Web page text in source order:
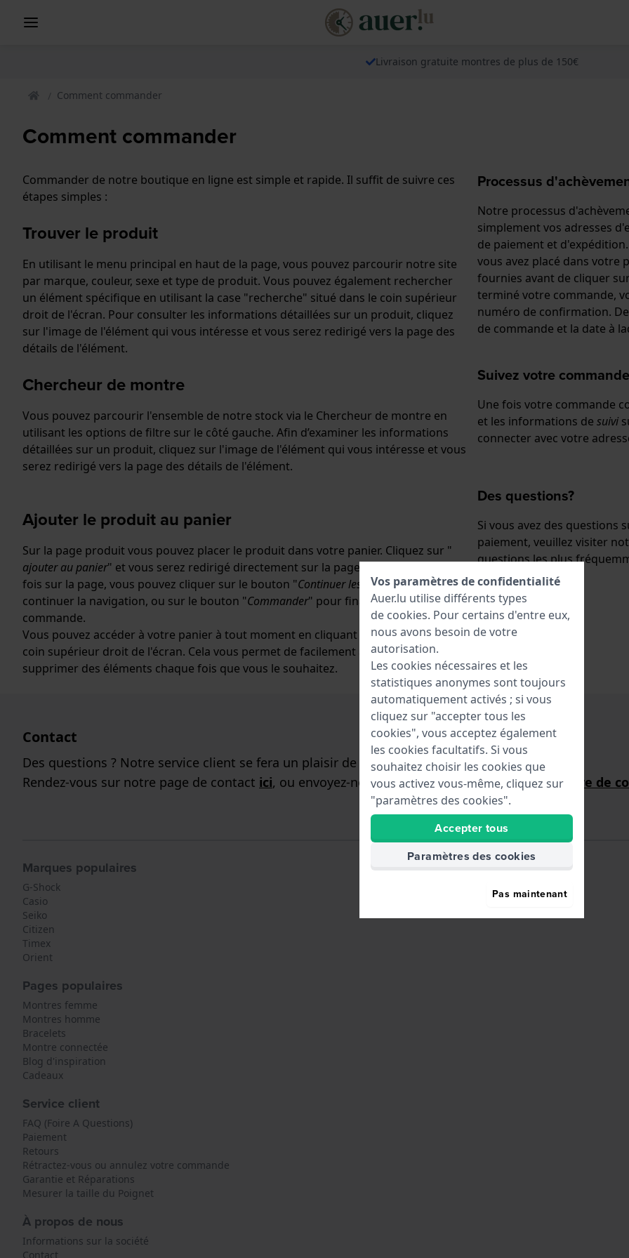
Livraison gratuite montres de plus de 150€
Comment commander
Comment commander
Commander de notre boutique en ligne est simple et rapide. Il suffit de suivre ces
étapes simples :
Trouver le produit
En utilisant le menu principal en haut de la page, vous pouvez parcourir notre site
par marque, couleur, sexe et type de produit. Vous pouvez également rechercher
un élément spécifique en utilisant la case "recherche" situé dans le coin supérieur
droit de l'écran. Pour consulter les informations détaillées sur un produit, cliquez
sur l'image de l'élément qui vous intéresse et vous serez redirigé vers la page des
détails de l'élément.
Chercheur de montre
Vous pouvez parcourir l'ensemble de notre stock via le Chercheur de montre en
utilisant les options de filtre sur le côté gauche. Afin d’examiner les informations
détaillées sur un produit, cliquez sur l'image de l'élément qui vous intéresse et vous
serez redirigé vers la page des détails de l'élément.
Ajouter le produit au panier
Sur la page produit vous pouvez placer le produit dans votre panier. Cliquez sur "
ajouter au panier" et vous serez redirigé directement sur la page de paiement. Une
fois sur la page, vous pouvez cliquer sur le bouton "Continuer les achats" pour
continuer la navigation, ou sur le bouton "Commander" pour finaliser votre
commande.
Vous pouvez accéder à votre panier à tout moment en cliquant sur le lien dans le
coin supérieur droit de l'écran. Cela vous permet de facilement ajouter, modifier ou
supprimer des éléments chaque fois que vous le souhaitez.
Processus
Notre processus
simplement vos adresses
de paiement et
vous avez placé dans votre
fournies avant de cliquer
terminé votre commande,
numéro de confirmation.
de commande et la date à
Suivez votre commande
Une fois votre commande
et les informations de suivi
connecter avec votre
Des questions?
Si vous avez des questions
paiement, veuillez visiter
questions les plus
Contact
Des questions ? Notre service client se fera un plaisir de vous aider !
Rendez-vous sur notre page de contact ici, ou envoyez-nous une demande via notreformulaire de
Marques populaires
G-Shock
Casio
Seiko
Citizen
Timex
Orient
Pages populaires
Montres femme
Montres homme
Bracelets
Montre connectée
Blog d'inspiration
Cadeaux
Service client
FAQ (Foire A Questions)
Paiement
Retours
Rétractez-vous ou annulez votre commande
Garantie et Réparations
Mesurer la taille du Poignet
À propos de nous
Informations sur la société
Contact
Vos paramètres de confidentialité
Auer.lu utilise différents types
de cookies. Pour certains d'entre eux,
nous avons besoin de votre
autorisation.
Les cookies nécessaires et les
statistiques anonymes sont toujours
automatiquement activés ; si vous
cliquez sur "accepter tous les
cookies", vous acceptez également
les cookies facultatifs. Si vous
souhaitez choisir les cookies que
vous activez vous-même, cliquez sur
"paramètres des cookies".
Accepter tous
Paramètres des cookies
Pas maintenant